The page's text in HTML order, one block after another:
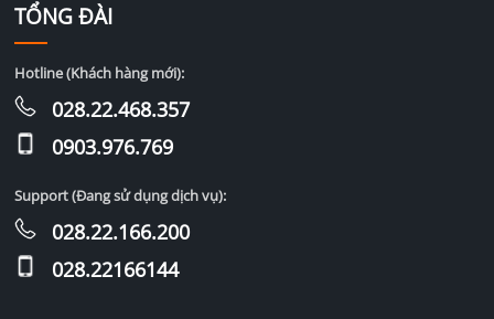
TỔNG ĐÀI
Hotline (Khách hàng mới):
028.22.468.357
0903.976.769
Support (Đang sử dụng dịch vụ):
028.22.166.200
028.22166144